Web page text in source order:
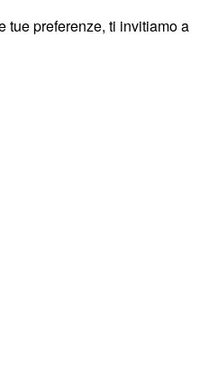
tue preferenze, ti invitiamo a